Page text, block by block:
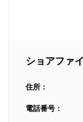
ショアファ
住所：
電話番号：